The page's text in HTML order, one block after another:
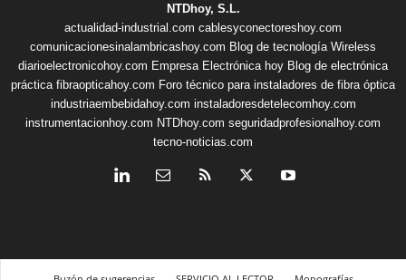
NTDhoy, S.L.
actualidad-industrial.com cablesyconectoreshoy.com
comunicacionesinalambricashoy.com Blog de tecnología Wireless
diarioelectronicohoy.com Empresa Electrónica hoy Blog de electrónica
práctica fibraopticahoy.com Foro técnico para instaladores de fibra óptica
industriaembebidahoy.com instaladoresdetelecomhoy.com
instrumentacionhoy.com NTDhoy.com seguridadprofesionalhoy.com
tecno-noticias.com